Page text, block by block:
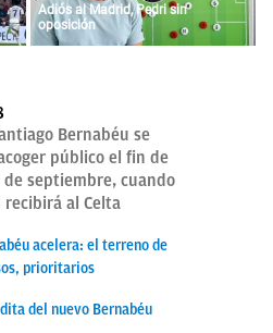
Adiós al Madrid, Pedri sin
oposición
Bernabéu se
público el fin de
de septiembre, cuando
recibirá al Celta
acelera: el terreno de
prioritarios
del nuevo Bernabéu